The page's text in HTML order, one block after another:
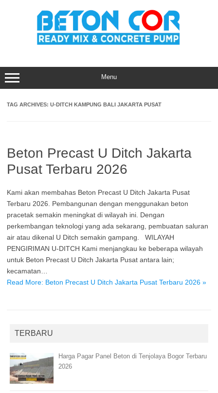
Menu
TAG ARCHIVES: U-DITCH KAMPUNG BALI JAKARTA PUSAT
Beton Precast U Ditch Jakarta
Pusat Terbaru 2026
Kami akan membahas Beton Precast U Ditch Jakarta Pusat
Terbaru 2026. Pembangunan dengan menggunakan beton
pracetak semakin meningkat di wilayah ini. Dengan
perkembangan teknologi yang ada sekarang, pembuatan saluran
air atau dikenal U Ditch semakin gampang. WILAYAH
PENGIRIMAN U-DITCH Kami menjangkau ke beberapa wilayah
untuk Beton Precast U Ditch Jakarta Pusat antara lain;
kecamatan…
Read More: Beton Precast U Ditch Jakarta Pusat Terbaru 2026 »
TERBARU
Harga Pagar Panel Beton di Tenjolaya Bogor Terbaru
2026